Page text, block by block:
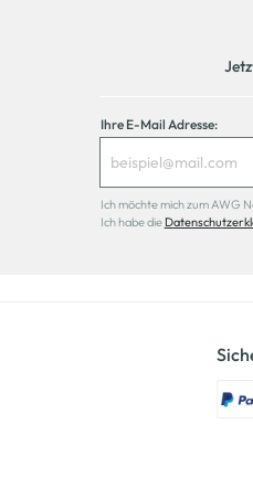
Ihre E-Mail Adresse:
Ich möchte mich zum AWG
Ich habe die